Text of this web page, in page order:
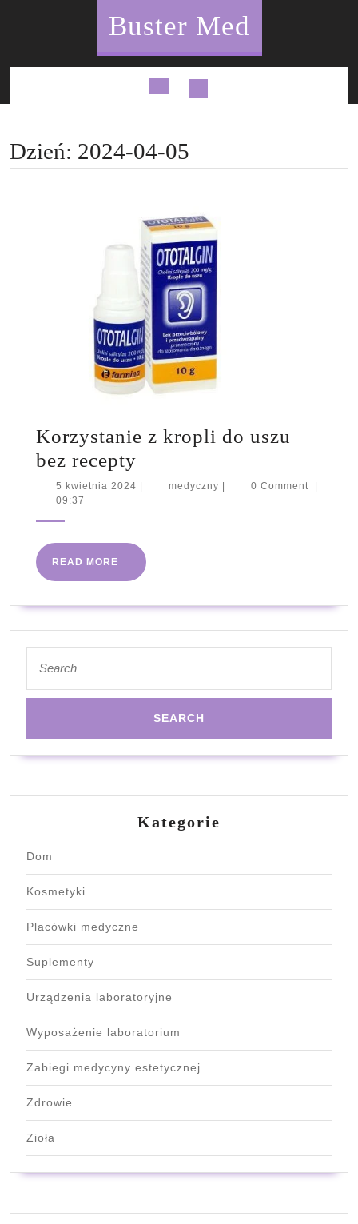
Buster Med
Open
Dzień: 2024-04-05
Korzystanie z kropli do uszu
bez recepty
z
uszu
bez
recepty
5 kwietnia 2024 5
medyczny medyczny0 Comment
09:37
READ MORE
READ
MORE
for:
Kategorie
Dom
Kosmetyki
Placówki medyczne
Suplementy
Urządzenia laboratoryjne
Wyposażenie laboratorium
Zabiegi medycyny estetycznej
Zdrowie
Zioła